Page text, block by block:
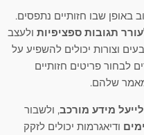
באופן שבו חזותיים נתפסים.
תגובות ספציפיות ולעצב
וצורות יכולים להשפיע על
לבחור פריטים חזותיים
שלהם.
לייעל מידע מורכב, ולשבור
ודיאגרמות יכולים לזקק